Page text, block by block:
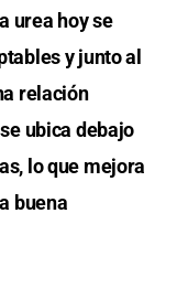
urea hoy se
y junto al
relación
ubica debajo
lo que mejora
buena